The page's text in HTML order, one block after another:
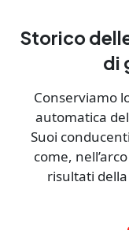
Storico
di
Conserviamo
automatica
Suoi
come,
risultati